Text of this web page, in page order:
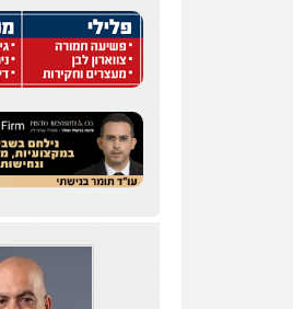
אסירים
עו"ד רונן
משפט פלילי
חמורה
פלילי
צווארון לבן
דין לענייני
וחקירות